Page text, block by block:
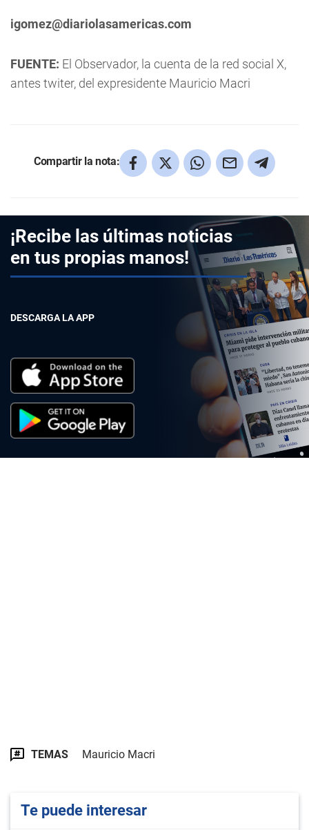
igomez@diariolasamericas.com
FUENTE: El Observador, la cuenta de la red social X,
antes twiter, del expresidente Mauricio Macri
Compartir la nota:
¡Recibe las últimas noticias
en tus propias manos!
DESCARGA LA APP
TEMAS Mauricio Macri
Te puede interesar